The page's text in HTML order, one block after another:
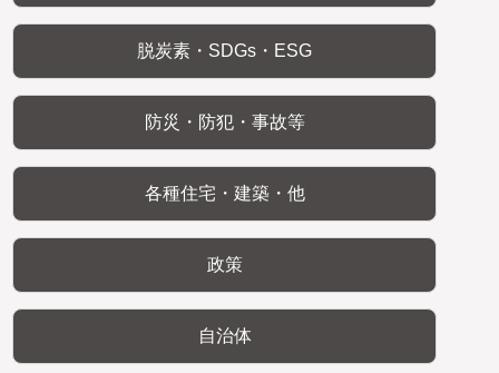
脱炭素・SDGs・ESG
防災・防犯・事故等
各種住宅・建築・他
政策
自治体